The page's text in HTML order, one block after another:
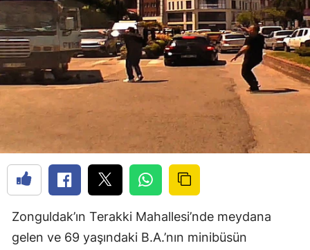
Zonguldak’ın Terakki Mahallesi’nde meydana
gelen ve 69 yaşındaki B.A.’nın minibüsün